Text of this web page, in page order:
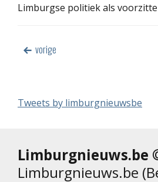
Limburgse politiek als
vorige
Tweets by limburgnieuwsbe
Limburgnieuws.be
Limburgnieuws.be